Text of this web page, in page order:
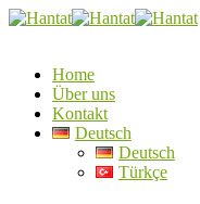
Home
Über uns
Kontakt
Deutsch
Deutsch
Türkçe